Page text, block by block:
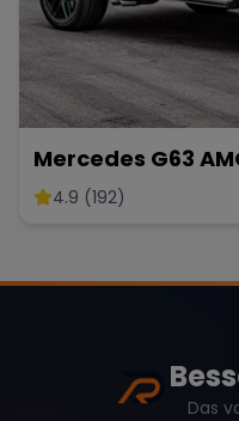
Mercedes G63
4.9 (192)
Das